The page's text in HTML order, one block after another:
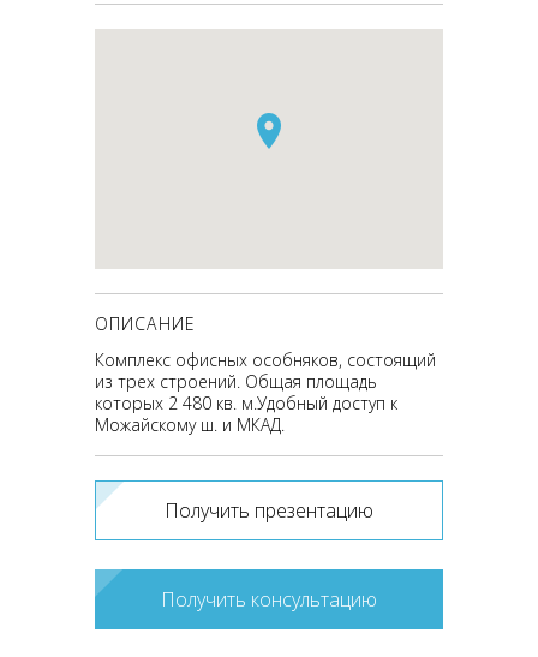
ОПИСАНИЕ
Комплекс офисных особняков, состоящий
из трех строений. Общая площадь
которых 2 480 кв. м.Удобный доступ к
Можайскому ш. и МКАД.
Получить презентацию
Получить консультацию